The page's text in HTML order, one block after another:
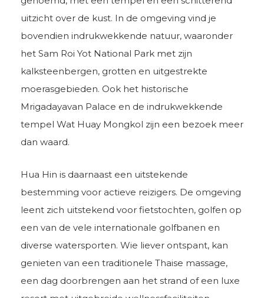
uitzicht over de kust. In de omgeving vind je
bovendien indrukwekkende natuur, waaronder
het Sam Roi Yot National Park met zijn
kalksteenbergen, grotten en uitgestrekte
moerasgebieden. Ook het historische
Mrigadayavan Palace en de indrukwekkende
tempel Wat Huay Mongkol zijn een bezoek meer
dan waard.
Hua Hin is daarnaast een uitstekende
bestemming voor actieve reizigers. De omgeving
leent zich uitstekend voor fietstochten, golfen op
een van de vele internationale golfbanen en
diverse watersporten. Wie liever ontspant, kan
genieten van een traditionele Thaise massage,
een dag doorbrengen aan het strand of een luxe